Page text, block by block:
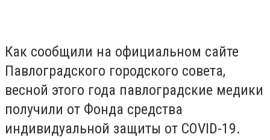
Как сообщили на официальном сайте
Павлоградского городского совета,
весной этого года павлоградские медики
получили от Фонда средства
индивидуальной защиты от COVID-19.